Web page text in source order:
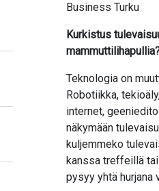
Business Turku
Kurkistus
Teknologia on
Robotiikka,
internet,
näkymään
kuljemmeko
kanssa treffeillä
pysyy yhtä hurjana